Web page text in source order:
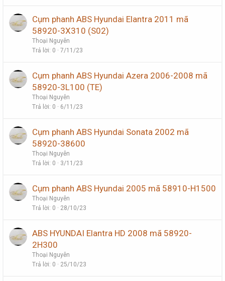
Cụm phanh ABS Hyundai Elantra 2011 mã
58920-3X310 (S02)
Thoại Nguyễn
Trả lời 0 7/11/23
Cụm phanh ABS Hyundai Azera 2006-2008 mã
58920-3L100 (TE)
Thoại Nguyễn
Trả lời 0 6/11/23
Cụm phanh ABS Hyundai Sonata 2002 mã
58920-38600
Thoại Nguyễn
Trả lời 0 3/11/23
Cụm phanh ABS Hyundai 2005 mã 58910-H1500
Thoại Nguyễn
Trả lời 0 28/10/23
ABS HYUNDAI Elantra HD 2008 mã 58920-
2H300
Thoại Nguyễn
Trả lời 0 25/10/23